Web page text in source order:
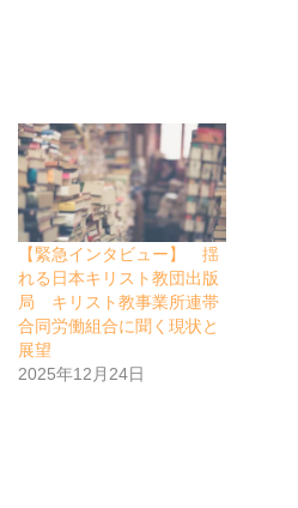
【緊急インタビュー】 揺
れる日本キリスト教団出版
局 キリスト教事業所連帯
合同労働組合に聞く現状と
展望
2025年12月24日